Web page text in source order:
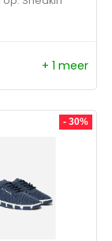
prijs
prijs is:
+ 1 meer
- 30%